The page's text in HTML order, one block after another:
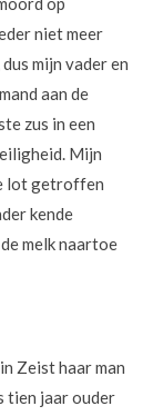
niet meer
mijn vader en
aan de
zus in een
Mijn
lot getroffen
kende
melk naartoe
Zeist haar man
tien jaar ouder